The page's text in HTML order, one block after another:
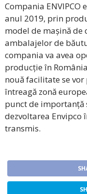
Compania ENVIPCO
anul 2019, prin
model de mașină de
ambalajelor de
compania va avea
producție în
nouă facilitate se
întreagă zonă
punct de importanță
dezvoltarea Envipco
transmis.